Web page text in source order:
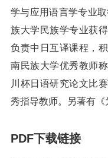
学与应用语言学专业
族大学民族学专业获
负责中日互译课程，
南民族大学优秀教师
川杯日语研究论文比
秀指导教师。另著有《
PDF下载链接